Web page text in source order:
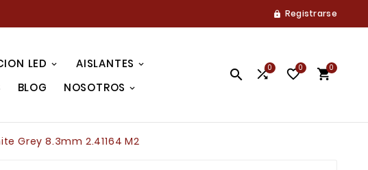
 Registrarse
LED
AISLANTES
BLOG NOSOTROS
 0 0 0
Grey 8.3mm 2.41164 M2